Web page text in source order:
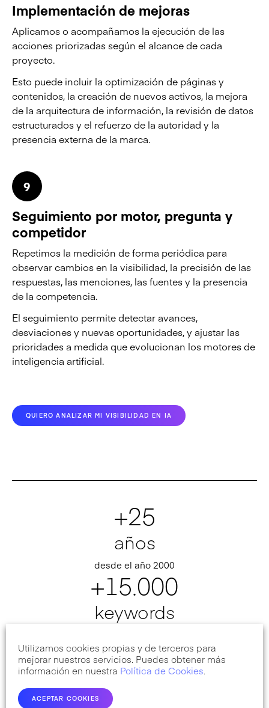
Implementación de mejoras
Aplicamos o acompañamos la ejecución de las
acciones priorizadas según el alcance de cada
proyecto.
Esto puede incluir la optimización de páginas y
contenidos, la creación de nuevos activos, la mejora
de la arquitectura de información, la revisión de datos
estructurados y el refuerzo de la autoridad y la
presencia externa de la marca.
9
Seguimiento por motor, pregunta y
competidor
Repetimos la medición de forma periódica para
observar cambios en la visibilidad, la precisión de las
respuestas, las menciones, las fuentes y la presencia
de la competencia.
El seguimiento permite detectar avances,
desviaciones y nuevas oportunidades, y ajustar las
prioridades a medida que evolucionan los motores de
inteligencia artificial.
QUIERO ANALIZAR MI VISIBILIDAD EN IA
+25
años
desde el año 2000
+15.000
keywords
+1.000
proyectos
proyectos web
Utilizamos cookies propias y de terceros para
mejorar nuestros servicios. Puedes obtener más
información en nuestra Política de Cookies.
ACEPTAR COOKIES